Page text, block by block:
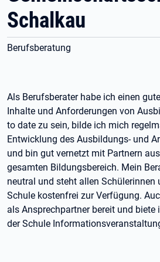
Schalkau
Berufsberatung
Als Berufsberater habe ich einen
Inhalte und Anforderungen von
to date zu sein, bilde ich mich
Entwicklung des Ausbildungs- und
und bin gut vernetzt mit Partnern
gesamten Bildungsbereich. Mein
neutral und steht allen Schülerinnen
Schule kostenfrei zur Verfügung.
als Ansprechpartner bereit und
der Schule